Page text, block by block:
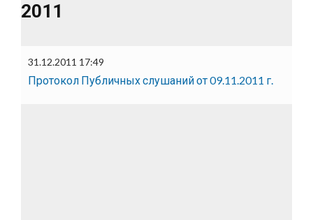
2011
31.12.2011 17:49
Протокол Публичных слушаний от 09.11.2011 г.